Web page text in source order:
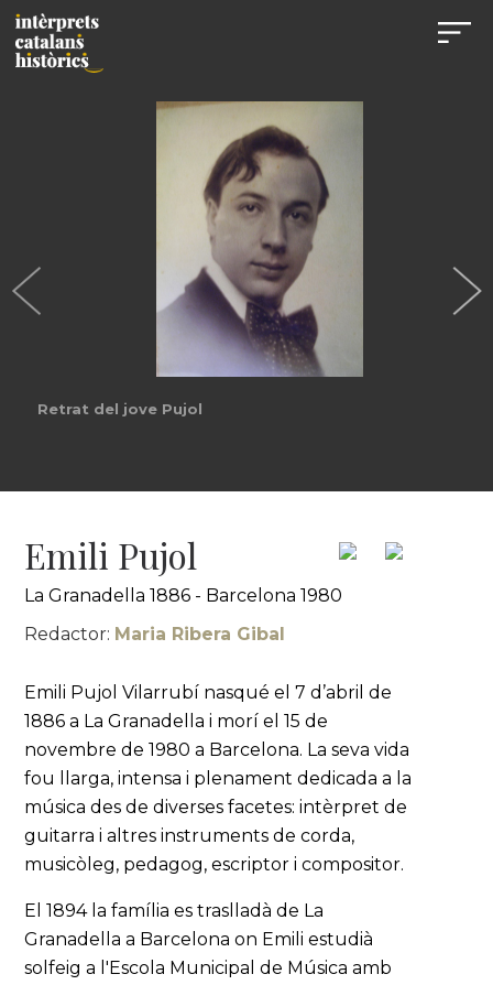
Retrat del jove Pujol
Emili Pujol
La Granadella 1886 - Barcelona 1980
Redactor: Maria Ribera Gibal
Emili Pujol Vilarrubí nasqué el 7 d’abril de
1886 a La Granadella i morí el 15 de
novembre de 1980 a Barcelona. La seva vida
fou llarga, intensa i plenament dedicada a la
música des de diverses facetes: intèrpret de
guitarra i altres instruments de corda,
musicòleg, pedagog, escriptor i compositor.
El 1894 la família es traslladà de La
Granadella a Barcelona on Emili estudià
solfeig a l'Escola Municipal de Música amb